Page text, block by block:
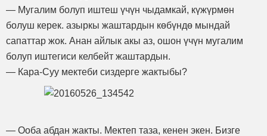
— Мугалим болуп иштеш үчүн чыдамкай, күжүрмөн
болуш керек. азыркы жаштардын көбүндө мындай
сапаттар жок. Анан айлык акы аз, ошон үчүн мугалим
болуп иштегиси келбейт жаштардын.
— Кара-Суу мектеби сиздерге жактыбы?
— Ооба абдан жакты. Мектеп таза, кенен экен. Бизге